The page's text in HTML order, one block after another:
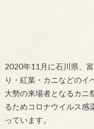
2020年11月に石川県、
り・紅葉・カニなどのイ
大勢の来場者となるカニ
るためコロナウイルス感
っています。